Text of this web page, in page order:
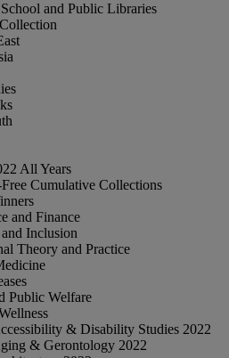
and Public Libraries
All Years
Cumulative Collections
and Finance
Inclusion
Theory and Practice
Public Welfare
& Disability Studies 2022
& Gerontology 2022